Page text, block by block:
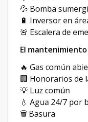
💦 Bomba
🔋 Inversor en
🚨 Escalera de
El
🔥 Gas común
🏢 Honorarios de
💡 Luz común
💧 Agua 24/7 por
🗑️ Basura